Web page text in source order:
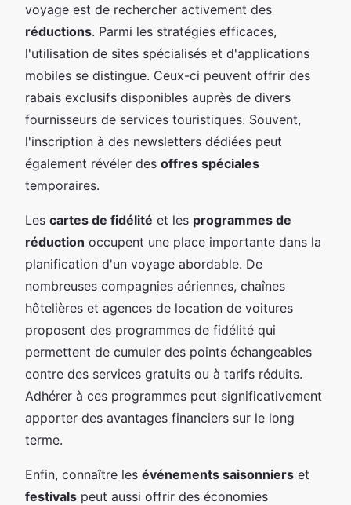
voyage est de rechercher activement des
réductions. Parmi les stratégies efficaces,
l'utilisation de sites spécialisés et d'applications
mobiles se distingue. Ceux-ci peuvent offrir des
rabais exclusifs disponibles auprès de divers
fournisseurs de services touristiques. Souvent,
l'inscription à des newsletters dédiées peut
également révéler des offres spéciales
temporaires.
Les cartes de fidélité et les programmes de
réduction occupent une place importante dans la
planification d'un voyage abordable. De
nombreuses compagnies aériennes, chaînes
hôtelières et agences de location de voitures
proposent des programmes de fidélité qui
permettent de cumuler des points échangeables
contre des services gratuits ou à tarifs réduits.
Adhérer à ces programmes peut significativement
apporter des avantages financiers sur le long
terme.
Enfin, connaître les événements saisonniers et
festivals peut aussi offrir des économies